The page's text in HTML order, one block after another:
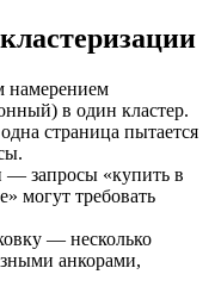
намерением
в один кластер.
страница пытается
— запросы «купить в
могут требовать
— несколько
анкорами,